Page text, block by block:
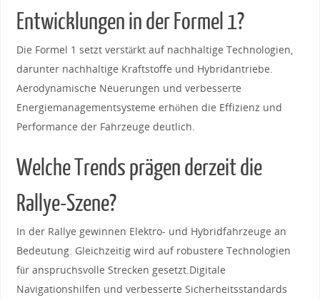
‌Entwicklungen in der Formel 1?
Die Formel 1⁣ setzt verstärkt auf nachhaltige Technologien,
darunter nachhaltige Kraftstoffe und Hybridantriebe.⁢
Aerodynamische Neuerungen und‌ verbesserte
Energiemanagementsysteme erhöhen die Effizienz und
Performance ‌der ‍Fahrzeuge deutlich.
Welche Trends prägen derzeit die​
Rallye-Szene?
In ⁣der ⁤Rallye ‍gewinnen⁣ Elektro- und ‌Hybridfahrzeuge ‌an ​
Bedeutung. Gleichzeitig wird ⁤auf⁤ robustere Technologien
für anspruchsvolle‌ Strecken gesetzt.Digitale
⁢Navigationshilfen ⁢und ‍verbesserte Sicherheitsstandards